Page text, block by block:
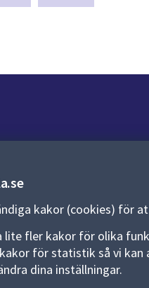
kakor (cookies) för
lite fler kakor för olika
för statistik så vi
dina inställningar.
727 00 00